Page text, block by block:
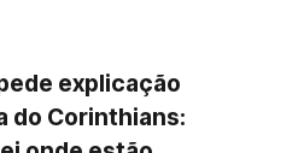
explicação
do Corinthians: